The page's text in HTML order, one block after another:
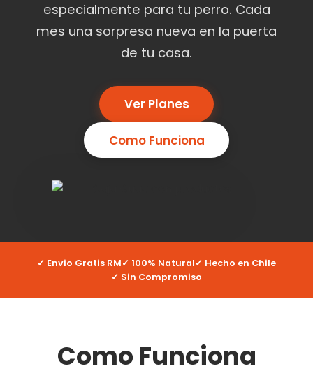
especialmente para tu perro. Cada
mes una sorpresa nueva en la puerta
de tu casa.
Ver Planes
Como Funciona
✓ Envio Gratis RM✓ 100% Natural✓ Hecho en Chile
✓ Sin Compromiso
Como Funciona